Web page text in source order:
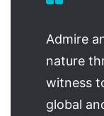
Admire
nature
witness
global